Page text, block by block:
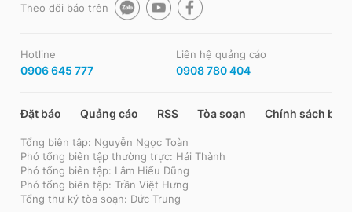
Theo dõi báo trên
Hotline
0906 645 777
Liên hệ quảng cáo
0908 780 404
Đặt báo Quảng cáo RSS Tòa soạn Chính sách bảo
Tổng biên tập: Nguyễn Ngọc Toàn
Phó tổng biên tập thường trực: Hải Thành
Phó tổng biên tập: Lâm Hiếu Dũng
Phó tổng biên tập: Trần Việt Hưng
Tổng thư ký tòa soạn: Đức Trung